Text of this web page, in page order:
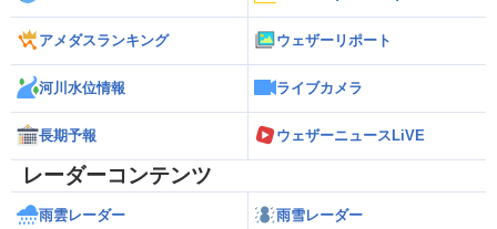
アメダスランキング ウェザーリポート
河川水位情報 ライブカメラ
長期予報 ウェザーニュースLiVE
レーダーコンテンツ
雨雲レーダー 雨雪レーダー